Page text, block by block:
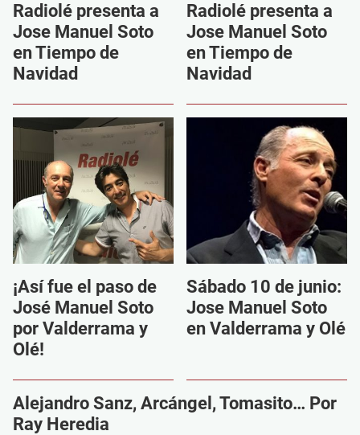
Radiolé presenta a
Jose Manuel Soto
en Tiempo de
Navidad
Radiolé presenta a
Jose Manuel Soto
en Tiempo de
Navidad
¡Así fue el paso de
José Manuel Soto
por Valderrama y
Olé!
Sábado 10 de junio:
Jose Manuel Soto
en Valderrama y Olé
Alejandro Sanz, Arcángel, Tomasito… Por
Ray Heredia